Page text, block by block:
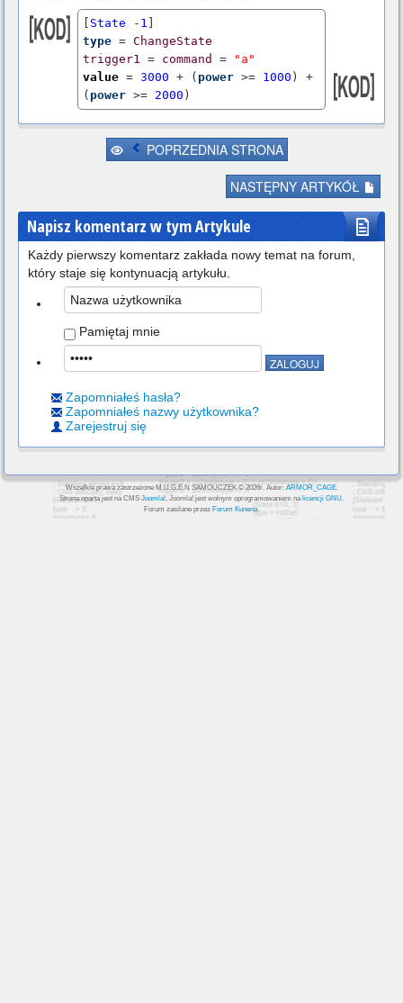
State - 1
type = ChangeState
trigger1 = command =
"a"
value = 3000 + ( power >= 1000 ) +
( power >= 2000 )
POPRZEDNIA STRONA
NASTĘPNY ARTYKÓŁ
Napisz komentarz w tym Artykule
Każdy pierwszy komentarz zakłada nowy temat na forum,
który staje się kontynuacją artykułu.
Pamiętaj mnie
Zapomniałeś hasła?
Zapomniałeś nazwy użytkownika?
Zarejestruj się
Wszelkie prawa zastrzeżone M.U.G.E.N SAMOUCZEK © 2026r. Autor: ARMOR_CAGE.
Strona oparta jest na CMS Joomla!, Joomla! jest wolnym oprogramowaniem na licencji GNU.
Forum zasilane przez Forum Kunena.